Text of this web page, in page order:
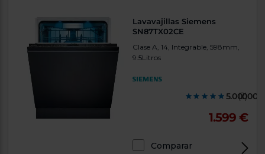
Lavavajillas Siemens
SN87TX02CE
Clase A, 14, Integrable, 598mm,
9.5Litros
(2)
1.599 €
Comparar